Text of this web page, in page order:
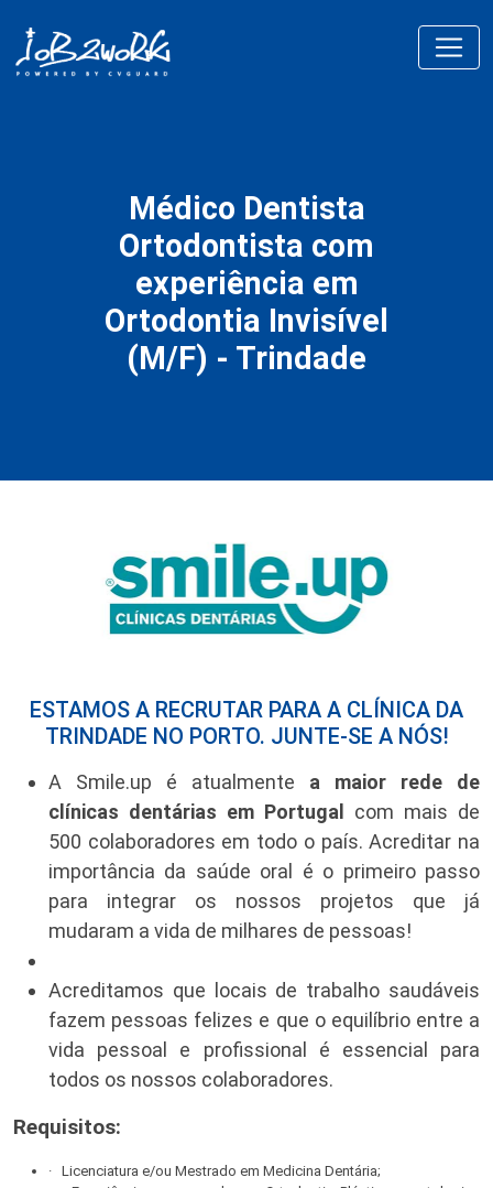
Médico Dentista
Ortodontista com
experiência em
Ortodontia Invisível
(M/F) - Trindade
ESTAMOS A RECRUTAR PARA A CLÍNICA DA
TRINDADE NO PORTO. JUNTE-SE A NÓS!
A Smile.up é atualmente a maior rede de
clínicas dentárias em Portugal com mais de
500 colaboradores em todo o país. Acreditar na
importância da saúde oral é o primeiro passo
para integrar os nossos projetos que já
mudaram a vida de milhares de pessoas!
Acreditamos que locais de trabalho saudáveis
fazem pessoas felizes e que o equilíbrio entre a
vida pessoal e profissional é essencial para
todos os nossos colaboradores.
Requisitos:
· Licenciatura e/ou Mestrado em Medicina Dentária;